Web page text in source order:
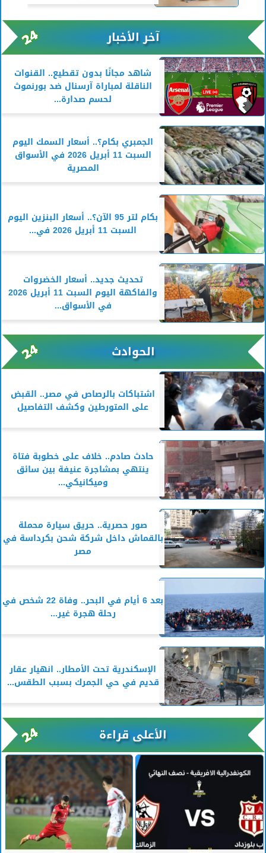
آخر الأخبار
شاهد مجانًا بدون تقطيع.. القنوات
الناقلة لمباراة آرسنال ضد بورنموث
لحسم صدارة...
الجمبري بكام؟.. أسعار السمك اليوم
السبت 11 أبريل 2026 في الأسواق
المصرية
بكام لتر 95 الآن؟.. أسعار البنزين اليوم
السبت 11 أبريل 2026 في...
تحديث جديد.. أسعار الخضروات
والفاكهة اليوم السبت 11 أبريل 2026
في الأسواق...
الحوادث
اشتباكات بالرصاص في مصر.. القبض
على المتورطين وكشف التفاصيل
حادث صادم.. خلاف على خطوبة فتاة
ينتهي بمشاجرة عنيفة بين سائق
وميكانيكي...
صور حصرية.. حريق سيارة محملة
بالقماش داخل شركة شحن بكرداسة في
مصر
بعد 6 أيام في البحر.. وفاة 22 شخص في
رحلة هجرة غير...
الإسكندرية تحت الأمطار.. انهيار عقار
قديم في حي الجمرك بسبب الطقس...
الأعلى قراءة